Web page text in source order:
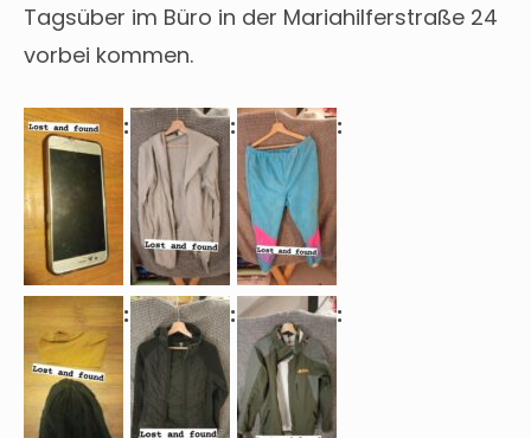
Tagsüber im Büro in der Mariahilferstraße 24
vorbei kommen.